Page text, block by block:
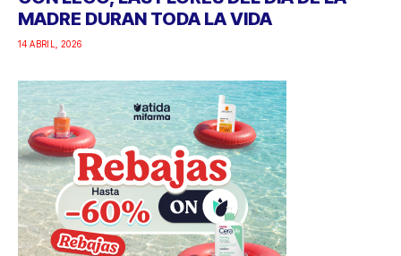
MADRE DURAN TODA LA VIDA
14 ABRIL, 2026